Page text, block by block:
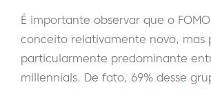
É importante observar que o
conceito relativamente novo, mas
particularmente predominante
millennials. De fato, 69% desse